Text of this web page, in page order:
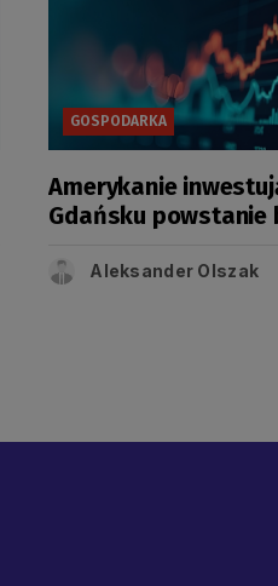
GOSPODARKA
Amerykanie
Gdańsku
Aleksander Olszak